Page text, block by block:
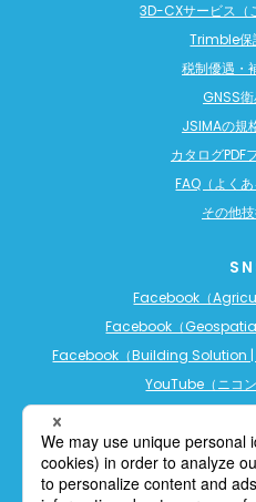
3D-CXサービス（
Trimble保
税制優遇・
GNSS
JSIMAの規
カタログPDF
FAQ（よくあ
その他
Facebook（
Facebook（Geospatial
Facebook（Building Solution |
YouTube（ニコン
YouTube（ビルディ
LINE公式アカウ